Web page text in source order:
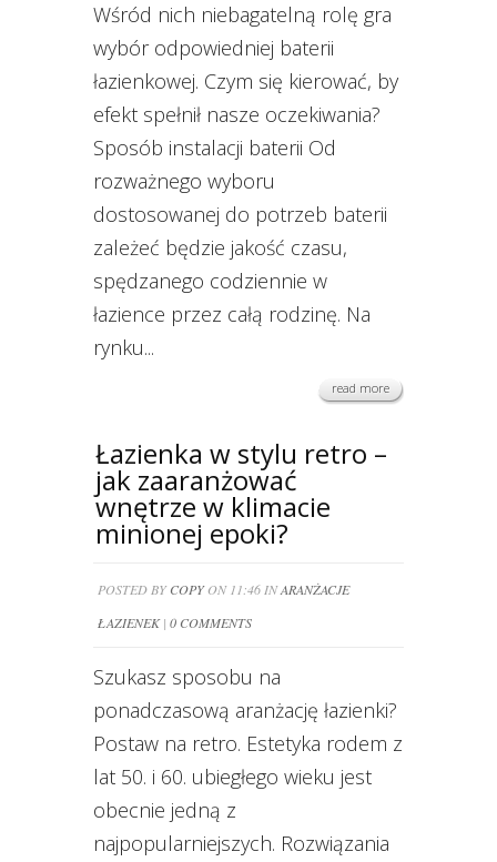
Wśród nich niebagatelną rolę gra
wybór odpowiedniej baterii
łazienkowej. Czym się kierować, by
efekt spełnił nasze oczekiwania?
Sposób instalacji baterii Od
rozważnego wyboru
dostosowanej do potrzeb baterii
zależeć będzie jakość czasu,
spędzanego codziennie w
łazience przez całą rodzinę. Na
rynku...
read more
Łazienka w stylu retro –
jak zaaranżować
wnętrze w klimacie
minionej epoki?
POSTED BY COPYON 11:46 INARANŻACJE
ŁAZIENEK| 0 COMMENTS
Szukasz sposobu na
ponadczasową aranżację łazienki?
Postaw na retro. Estetyka rodem z
lat 50. i 60. ubiegłego wieku jest
obecnie jedną z
najpopularniejszych. Rozwiązania